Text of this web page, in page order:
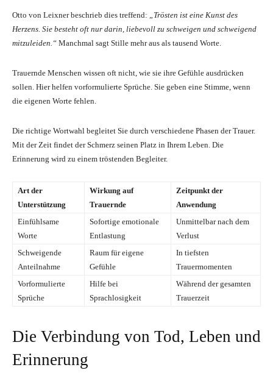
Otto von Leixner beschrieb dies treffend: „Trösten ist eine Kunst des
Herzens. Sie besteht oft nur darin, liebevoll zu schweigen und schweigend
mitzuleiden.“ Manchmal sagt Stille mehr aus als tausend Worte.
Trauernde Menschen wissen oft nicht, wie sie ihre Gefühle ausdrücken
sollen. Hier helfen vorformulierte Sprüche. Sie geben eine Stimme, wenn
die eigenen Worte fehlen.
Die richtige Wortwahl begleitet Sie durch verschiedene Phasen der Trauer.
Mit der Zeit findet der Schmerz seinen Platz in Ihrem Leben. Die
Erinnerung wird zu einem tröstenden Begleiter.
Art der
Unterstützung
Wirkung auf
Trauernde
Zeitpunkt der
Anwendung
Einfühlsame
Worte
Sofortige emotionale
Entlastung
Unmittelbar nach dem
Verlust
Schweigende
Anteilnahme
Raum für eigene
Gefühle
In tiefsten
Trauermomenten
Vorformulierte
Sprüche
Hilfe bei
Sprachlosigkeit
Während der gesamten
Trauerzeit
Die Verbindung von Tod, Leben und
Erinnerung